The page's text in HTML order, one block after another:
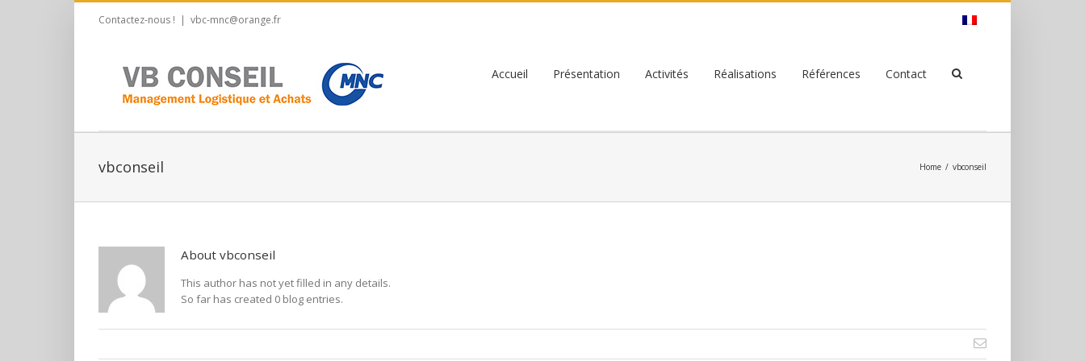
Contactez-nous ! | vbc-mnc@orange.fr
Accueil Présentation Activités Réalisations Références Contact
vbconseil Home / vbconseil
About vbconseil
This author has not yet filled in any details.
So far has created 0 blog entries.